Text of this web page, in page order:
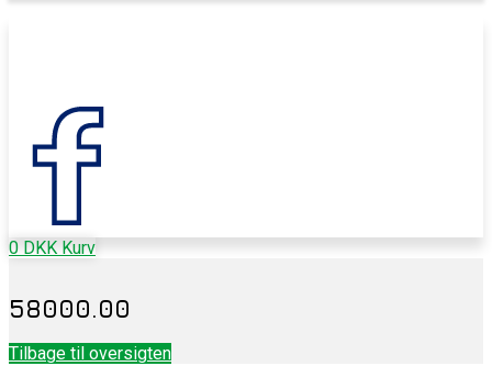
0 DKK Kurv
58000.00
Tilbage til oversigten